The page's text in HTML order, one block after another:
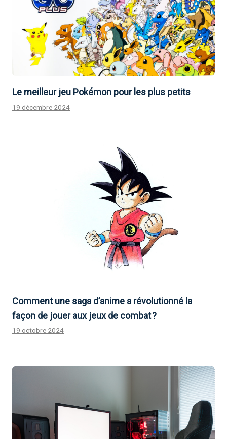
Le meilleur jeu Pokémon pour les plus petits
19 décembre 2024
Comment une saga d’anime a révolutionné la
façon de jouer aux jeux de combat ?
19 octobre 2024